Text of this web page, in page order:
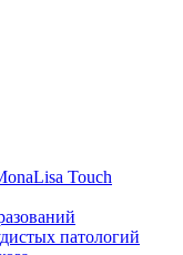
Touch
патологий